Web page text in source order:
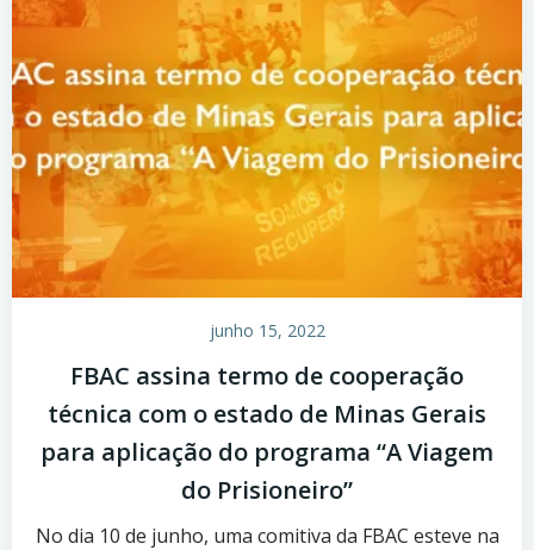
junho 15, 2022
FBAC assina termo de cooperação
técnica com o estado de Minas Gerais
para aplicação do programa “A Viagem
do Prisioneiro”
No dia 10 de junho, uma comitiva da FBAC esteve na